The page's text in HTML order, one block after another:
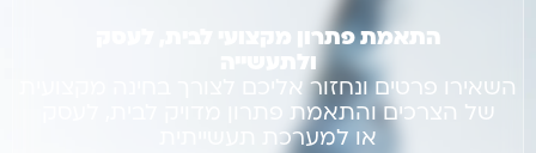
התאמת פתרון מקצועי לבית, לעסק
ולתעשייה
השאירו פרטים ונחזור אליכם לצורך בחינה מקצועית
של הצרכים והתאמת פתרון מדויק לבית, לעסק
או למערכת תעשייתית